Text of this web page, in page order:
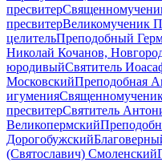
пресвитер
пресвитерВеликомученик
целительПреподобный
Николай Кочанов,
юродивыйСвятитель
МосковскийПреподобная
игумения
пресвитерСвятитель
Великопермский
Дорогобужский
(Святославич) Смоленский